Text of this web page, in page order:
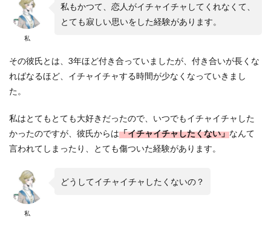
私
私もかつて、恋人がイチャイチャしてくれなくて、
とても寂しい思いをした経験があります。
その彼氏とは、3年ほど付き合っていましたが、付き合いが長くな
ればなるほど、イチャイチャする時間が少なくなっていきまし
た。
私はとてもとても大好きだったので、いつでもイチャイチャした
かったのですが、彼氏からは「イチャイチャしたくない」なんて
言われてしまったり、とても傷ついた経験があります。
私
どうしてイチャイチャしたくないの？